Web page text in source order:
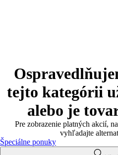
tejto kategórii
alebo je
Pre zobrazenie platných akcií,
vyhľadajte
Špeciálne ponuky